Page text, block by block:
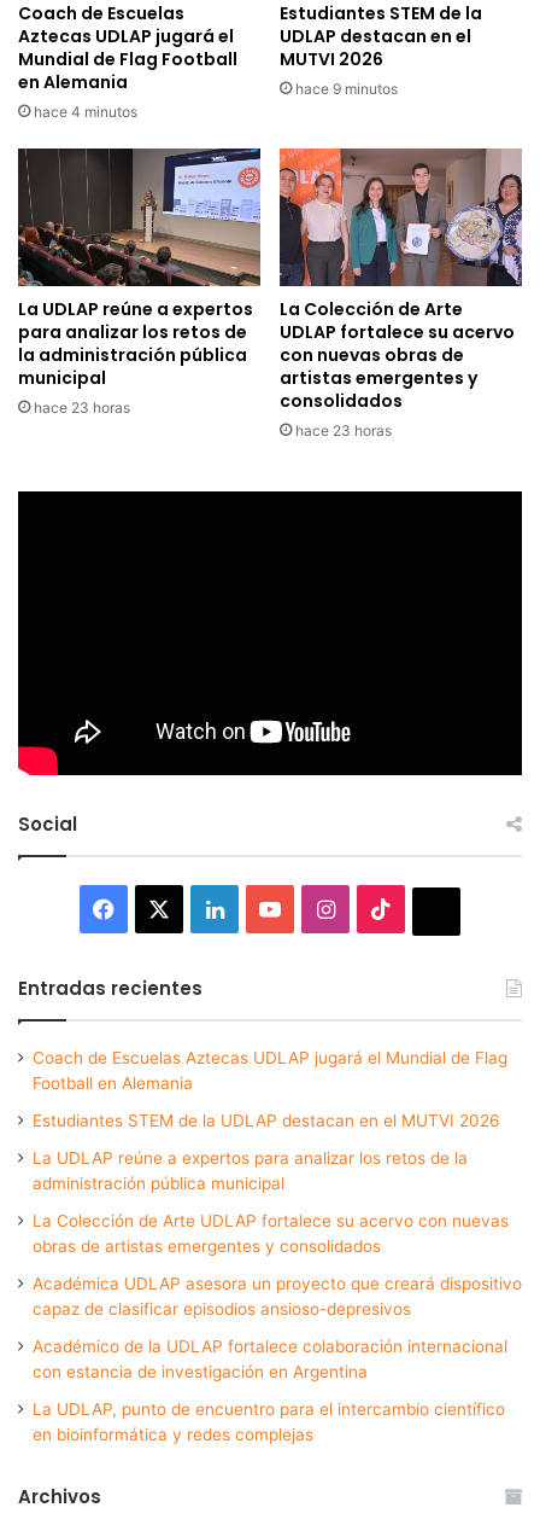
Coach de Escuelas
Aztecas UDLAP jugará el
Mundial de Flag Football
en Alemania
hace 4 minutos
Estudiantes STEM de la
UDLAP destacan en el
MUTVI 2026
hace 9 minutos
La UDLAP reúne a expertos
para analizar los retos de
la administración pública
municipal
hace 23 horas
La Colección de Arte
UDLAP fortalece su acervo
con nuevas obras de
artistas emergentes y
consolidados
hace 23 horas
Social
Facebook LinkedInYouTubeInstagram
Entradas recientes
Coach de Escuelas Aztecas UDLAP jugará el Mundial de Flag
Football en Alemania
Estudiantes STEM de la UDLAP destacan en el MUTVI 2026
La UDLAP reúne a expertos para analizar los retos de la
administración pública municipal
La Colección de Arte UDLAP fortalece su acervo con nuevas
obras de artistas emergentes y consolidados
Académica UDLAP asesora un proyecto que creará dispositivo
capaz de clasificar episodios ansioso-depresivos
Académico de la UDLAP fortalece colaboración internacional
con estancia de investigación en Argentina
La UDLAP, punto de encuentro para el intercambio científico
en bioinformática y redes complejas
Archivos